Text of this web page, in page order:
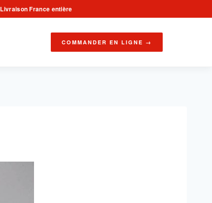
Livraison France entière
COMMANDER EN LIGNE →